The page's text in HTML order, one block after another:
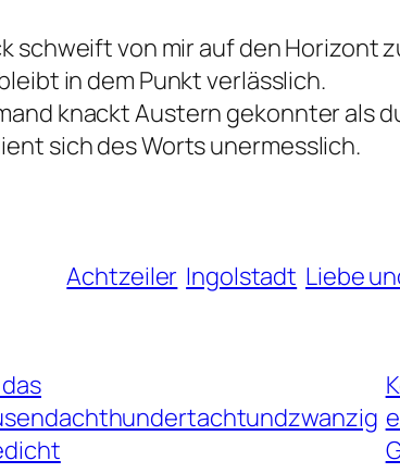
schweift von mir auf den Horizont
in dem Punkt verlässlich.
knackt Austern gekonnter als
sich des Wortsunermesslich.
Achtzeiler Ingolstadt Liebe